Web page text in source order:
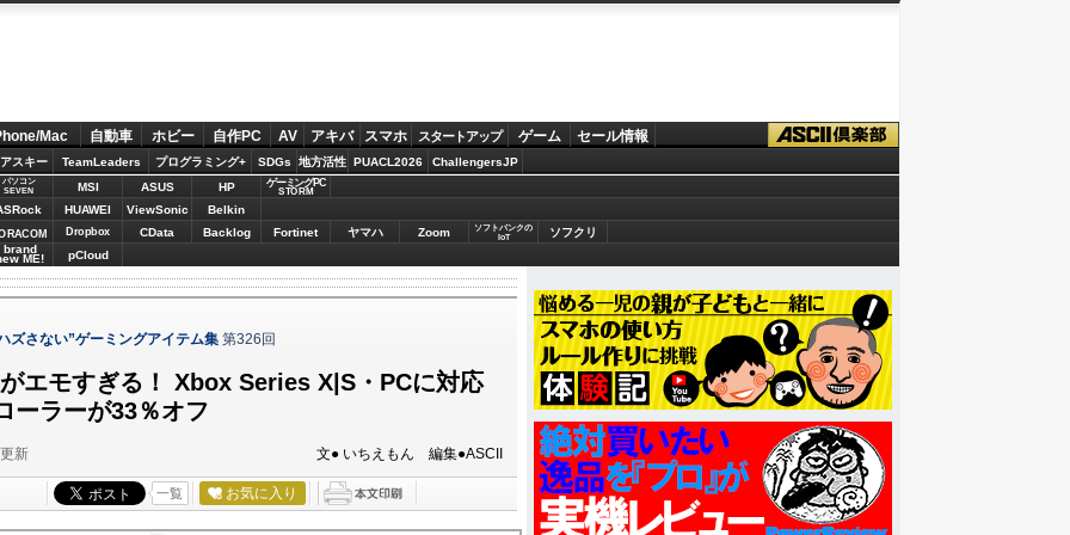
Mac 自動車 ホビー 自作PC AV アキバ スマホ スタートアップ ゲーム セール情報
スキー TeamLeaders プログラミング+ SDGs 地方活性 PUACL2026 ChallengersJP
パソコン
SEVEN
MSI ASUS HP ゲーミングPC
STORM
HUAWEI ViewSonic Belkin
Dropbox CData Backlog Fortinet ヤマハ Zoom
ソフトバンクの
IoT
ソフクリ
brand
ME! pCloud
ズさない”ゲーミングアイテム集 第326回
エモすぎる！ Xbox Series X|S・PCに対応
ーラーが33％オフ
新 文● いちえもん 編集●ASCII
一覧 お気に入り